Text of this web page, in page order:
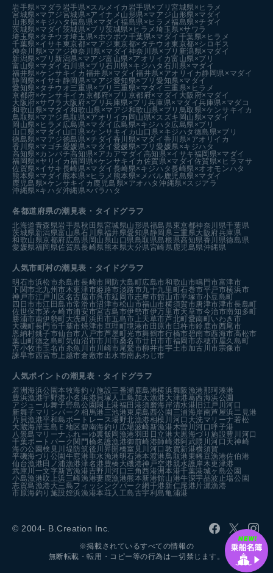
岩手県×マダラ 岩手県×スルメイカ 岩手県×ブリ宮城県×ヒラメ
宮城県×マアジ宮城県×アイナメ 山形県×マアジ山形県×マダイ
山形県×キジハタ福島県×マダイ福島県×ヒラメ福島県×チダイ
茨城県×マダイ 茨城県×ブリ茨城県×ヒラメ埼玉県×サワラ
埼玉県×タチウオ埼玉県×ホウボウ 千葉県×マダイ 千葉県×ヒラメ
千葉県×イサキ 東京都×マアジ 東京都×タチウオ東京都×シロギス
神奈川県×マアジ神奈川県×マダイ 神奈川県×ブリ 新潟県×マダイ
新潟県×ブリ 新潟県×マアジ富山県×アオリイカ富山県×ブリ
富山県×マダイ 石川県×ブリ石川県×キジハタ 石川県×マダイ
福井県×ケンサキイカ 福井県×マダイ福井県×アオリイカ静岡県×マダイ
静岡県×イサキ静岡県×マアジ愛知県×ブリ愛知県×マダイ
愛知県×タチウオ三重県×ブリ 三重県×マダイ 三重県×ヒラメ
京都府×ケンサキイカ 京都府×ブリ 京都府×マダイ 大阪府×マダイ
大阪府×サワラ 大阪府×ブリ兵庫県×ブリ兵庫県×マダイ兵庫県×マダコ
和歌山県×マダイ和歌山県×マアジ和歌山県×ブリ 鳥取県×ケンサキイカ
鳥取県×マアジ 鳥取県×アオリイカ 岡山県×スズキ 岡山県×マダイ
岡山県×ヒラメ 広島県×マダイ 広島県×キジハタ 広島県×ブリ
山口県×マダイ 山口県×ケンサキイカ 山口県×キジハタ 徳島県×ブリ
徳島県×マアジ徳島県×チダイ 香川県×マダイ 香川県×アオリイカ
香川県×マゴチ愛媛県×マダイ 愛媛県×ブリ愛媛県×キジハタ
高知県×カンパチ高知県×アカアマダイ 高知県×イサキ福岡県×マダイ
福岡県×ヤリイカ福岡県×ケンサキイカ 佐賀県×マダイ 佐賀県×ヒラマサ
佐賀県×イサキ長崎県×マダイ 長崎県×キジハタ長崎県×オオモンハタ
熊本県×マダイ 熊本県×ヒラメ 熊本県×メバル 鹿児島県×マダイ
鹿児島県×ケンサキイカ 鹿児島県×アオハタ沖縄県×スジアラ
沖縄県×キハダ沖縄県×バラハタ
各都道府県の潮見表 ・タイドグラフ
北海道青森県岩手県秋田県宮城県山形県福島県 東京都神奈川県千葉県
茨城県 新潟県富山県石川県福井県愛知県静岡県 三重県大阪府兵庫県
和歌山県京都府広島県 岡山県山口県 鳥取県島根県高知県香川県徳島県
愛媛県福岡県佐賀県長崎県 熊本県大分県宮崎県 鹿児島県沖縄県
人気市町村の潮見表・タイドグラフ
明石市浜松市糸島市長崎市 周防大島町広島市和歌山市鳴門市富津市
下関市北九州市木更津市姫路市淡路市九十九里町石巻市平戸市横浜市
神戸市江戸川区名古屋市呉市延岡市志摩市館山市平塚市小豆島町
四日市市江田島市常滑市沼津市松山市福山市横須賀市唐津市津市長島町
佐世保市茅ヶ崎市浦安市宮古島市伊勢市伊万里市天草市今治市南知多町
勝浦市南伊勢町大洗町浜田市五島市 上天草市芦北町愛南町いわき市
大磯町長門市千葉市焼津市亘理町境港市田原市臼杵市鈴鹿市西尾市
恩納村銚子市仙台市 八戸市芦屋町光市舞鶴市行橋市碧南市西海市高松市
葉山町徳之島町気仙沼市市川市桑名市廿日市市福岡市赤穂市屋久島町
苫小牧市玉名市糸魚川市 川崎市尾鷲市柳井市宇土市加古川市宗像市
諫早市西宮市 上越市倉敷市出水市南あわじ市
人気ポイントの潮見表・タイドグラフ
若洲海浜公園本牧海釣り施設三番瀬 鹿島港横浜舞阪漁港 那珂湊港
豊浜漁港宇野港小名浜港 貝塚人工島 加太漁港 大津港葛西海浜公園
アジュール舞子野島公園閖上港福田港須磨海岸清水港 旧江戸川河口
新舞子マリンパーク 相馬港 三池港東扇島西公園 三浦海岸南芦屋浜 二見港
片貝漁港平和島ボートレース場野北漁港相模川河口 大洗マリーナ 若松
大蔵海岸玉島Ｅ地区碧南海釣り広場波崎新漁港 木曽川河口呼子港
八景島マリーナふれーゆ裏飯岡漁港羽田 日立港 大黒海づり施設豊川河口
千葉ポートパーク関門橋名護漁港御前崎港師崎港阿武隈川河口 天神崎
海の公園検見川堤防筑後川昇開橋室見川河口敦賀新港横須賀
平磯海づり公園牛窓港垂水漁港 明石港本渡港 鳥取港 東幡豆漁港佐伯港
仙台漁港田ノ浦漁港津名港 豊橋 大磯港神戸空港親水護岸 木更津港
武庫川一文字新宮漁港吉野川河口 三角西港洲本港千葉港城ヶ島公園
小島漁港吹上浜三崎漁港妻鹿漁港熊本新港館山港牛深宇品波止場公園
志賀島漁港 大三島フィッシングパーク網干港 新仁尾港 片瀬漁港
市原海釣り施設姪浜漁港本荘人工島古宇利島亀浦港
© 2004- B.Creation Inc.
※掲載されているすべての情報の
無断転載・転用・コピー等の行為は一切禁じます。